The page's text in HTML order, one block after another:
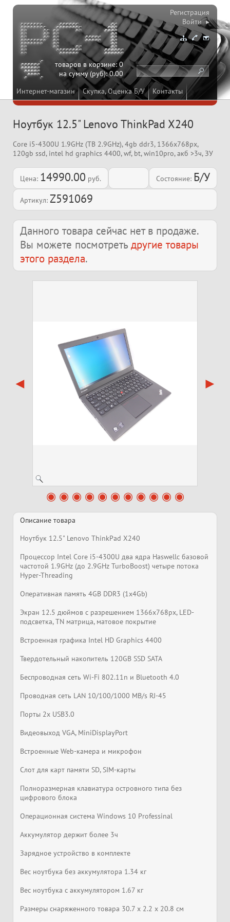
Интернет-магазин Скупка, Оценка Б/У Контакты
товаров в корзине:0
на сумму (руб):0.00
Регистрация
Войти ▸
Ноутбук 12.5" Lenovo ThinkPad X240
Core i5-4300U 1.9GHz (TB 2.9GHz), 4gb ddr3, 1366x768px,
120gb ssd, intel hd graphics 4400, wf, bt, win10pro, акб >3ч, ЗУ
Цена: 14990.00 руб. Состояние: Б/У
Артикул: Z591069
Данного товара сейчас нет в продаже.
Вы можете посмотреть другие товары
этого раздела.
Описание товара
Ноутбук 12.5" Lenovo ThinkPad X240
Процессор Intel Core i5-4300U два ядра Haswellс базовой
частотой 1.9GHz (до 2.9GHz TurboBoost) четыре потока
Hyper-Threading
Оперативная память 4GB DDR3 (1x4Gb)
Экран 12.5 дюймов с разрешением 1366x768px, LED-
подсветка, TN матрица, матовое покрытие
Встроенная графика Intel HD Graphics 4400
Твердотельный накопитель 120GB SSD SATA
Беспроводная сеть Wi-Fi 802.11n и Bluetooth 4.0
Проводная сеть LAN 10/100/1000 MB/s RJ-45
Порты 2x USB3.0
Видеовыход VGA, MiniDisplayPort
Встроенные Web-камера и микрофон
Слот для карт памяти SD, SIM-карты
Полноразмерная клавиатура островного типа без
цифрового блока
Операционная система Windows 10 Professinal
Аккумулятор держит более 3ч
Зарядное устройство в комплекте
Вес ноутбука без аккумулятора 1.34 кг
Вес ноутбука с аккумулятором 1.67 кг
Размеры снаряженного товара 30.7 x 2.2 x 20.8 см